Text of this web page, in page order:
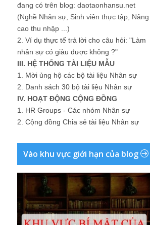
đang có trên blog: daotaonhansu.net
(Nghề Nhân sự, Sinh viên thực tập, Nâng
cao thu nhập ...)
2. Ví dụ thực tế trả lời cho câu hỏi: "Làm
nhân sự có giàu được không ?"
III. HỆ THỐNG TÀI LIỆU MẪU
1. Mời ủng hộ các bộ tài liệu Nhân sự
2. Danh sách 30 bộ tài liệu Nhân sự
IV. HOẠT ĐỘNG CỘNG ĐỒNG
1. HR Groups - Các nhóm Nhân sự
2. Cộng đồng Chia sẻ tài liệu Nhân sự
Vào khu vực giới hạn của blog